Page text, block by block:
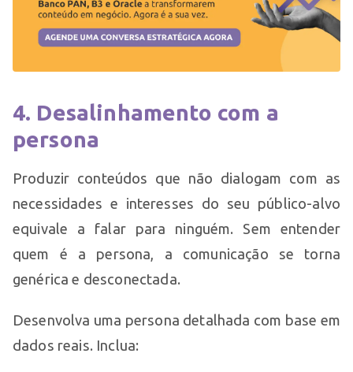
4. Desalinhamento com a
persona
Produzir conteúdos que não dialogam com as
necessidades e interesses do seu público-alvo
equivale a falar para ninguém. Sem entender
quem é a persona, a comunicação se torna
genérica e desconectada.
Desenvolva uma persona detalhada com base em
dados reais. Inclua: